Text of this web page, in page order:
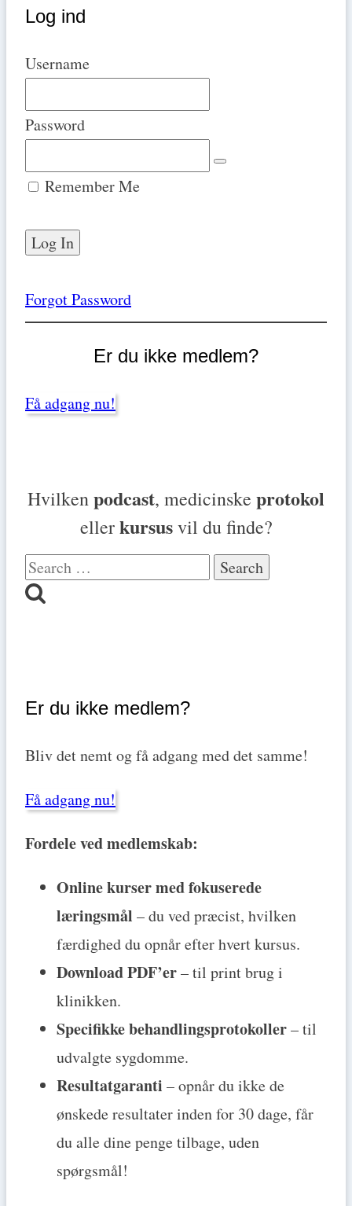
Log ind
Username
Password
Remember Me
Forgot Password
Er du ikke medlem?
Få adgang nu!
Hvilkenpodcast, medicinske protokol
ellerkursusvil du finde?
Search
for:
Er du ikke medlem?
Bliv det nemt og få adgang med det samme!
Få adgang nu!
Fordele ved medlemskab:
Online kurser med fokuserede
læringsmål – du ved præcist, hvilken
færdighed du opnår efter hvert kursus.
Download PDF’er– til print brug i
klinikken.
Specifikke behandlingsprotokoller– til
udvalgte sygdomme.
Resultatgaranti – opnår du ikke de
ønskede resultater inden for 30 dage, får
du alle dine penge tilbage, uden
spørgsmål!